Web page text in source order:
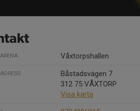
Våxtorpshallen
Båstadsvägen 7
312 75 VÅXTORP
Visa karta